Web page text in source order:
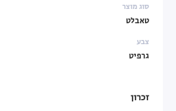
סוג מוצר
טאבלט
צבע
גרפיט
זכרון